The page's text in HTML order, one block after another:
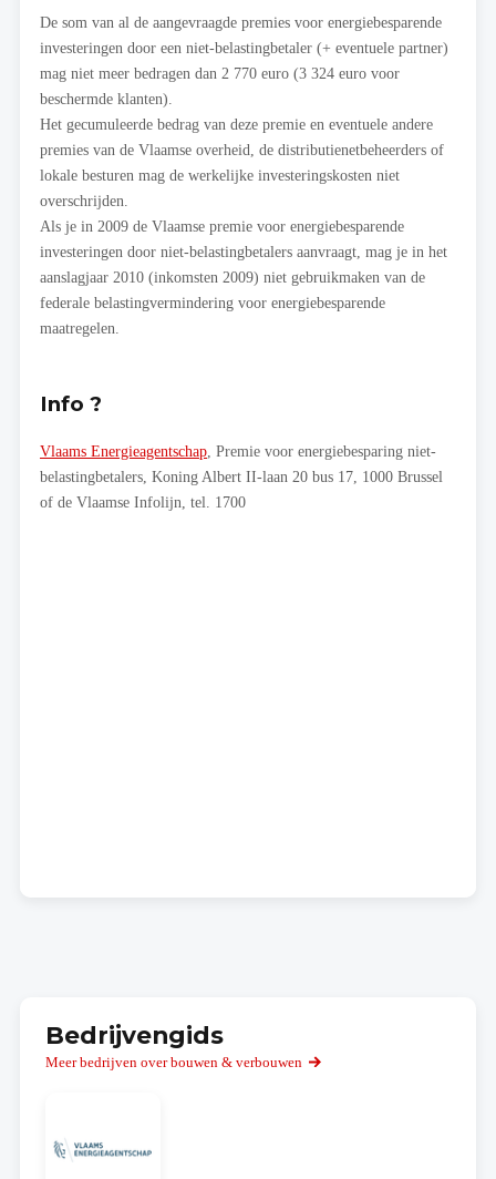
De som van al de aangevraagde premies voor energiebesparende
investeringen door een niet-belastingbetaler (+ eventuele partner)
mag niet meer bedragen dan 2 770 euro (3 324 euro voor
beschermde klanten).
Het gecumuleerde bedrag van deze premie en eventuele andere
premies van de Vlaamse overheid, de distributienetbeheerders of
lokale besturen mag de werkelijke investeringskosten niet
overschrijden.
Als je in 2009 de Vlaamse premie voor energiebesparende
investeringen door niet-belastingbetalers aanvraagt, mag je in het
aanslagjaar 2010 (inkomsten 2009) niet gebruikmaken van de
federale belastingvermindering voor energiebesparende
maatregelen.
Info ?
Vlaams Energieagentschap , Premie voor energiebesparing niet-
belastingbetalers, Koning Albert II-laan 20 bus 17, 1000 Brussel
of de Vlaamse Infolijn, tel. 1700
Bedrijvengids
Meer bedrijven over bouwen & verbouwen